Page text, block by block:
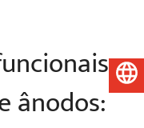
ânodos:
Português do Brasil